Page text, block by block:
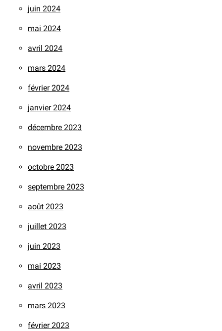
juin 2024
mai 2024
avril 2024
mars 2024
février 2024
janvier 2024
décembre 2023
novembre 2023
octobre 2023
septembre 2023
août 2023
juillet 2023
juin 2023
mai 2023
avril 2023
mars 2023
février 2023